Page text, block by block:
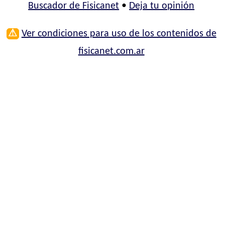
Buscador de Fisicanet • Deja tu opinión
⚠ Ver condiciones para uso de los contenidos de
fisicanet.com.ar